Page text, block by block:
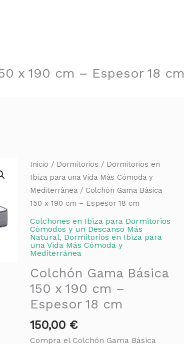
x 190 cm – Espesor 18 cm
Inicio / Dormitorios / Dormitorios en
Ibiza para una Vida Más Cómoda y
Mediterránea / Colchón Gama Básica
150 x 190 cm – Espesor 18 cm
Colchones en Ibiza para Dormitorios
Cómodos y un Descanso Más
Natural, Dormitorios en Ibiza para
una Vida Más Cómoda y
Mediterránea
Colchón Gama Básica
150 x 190 cm –
Espesor 18 cm
150,00 €
Compra el Colchón Gama Básica